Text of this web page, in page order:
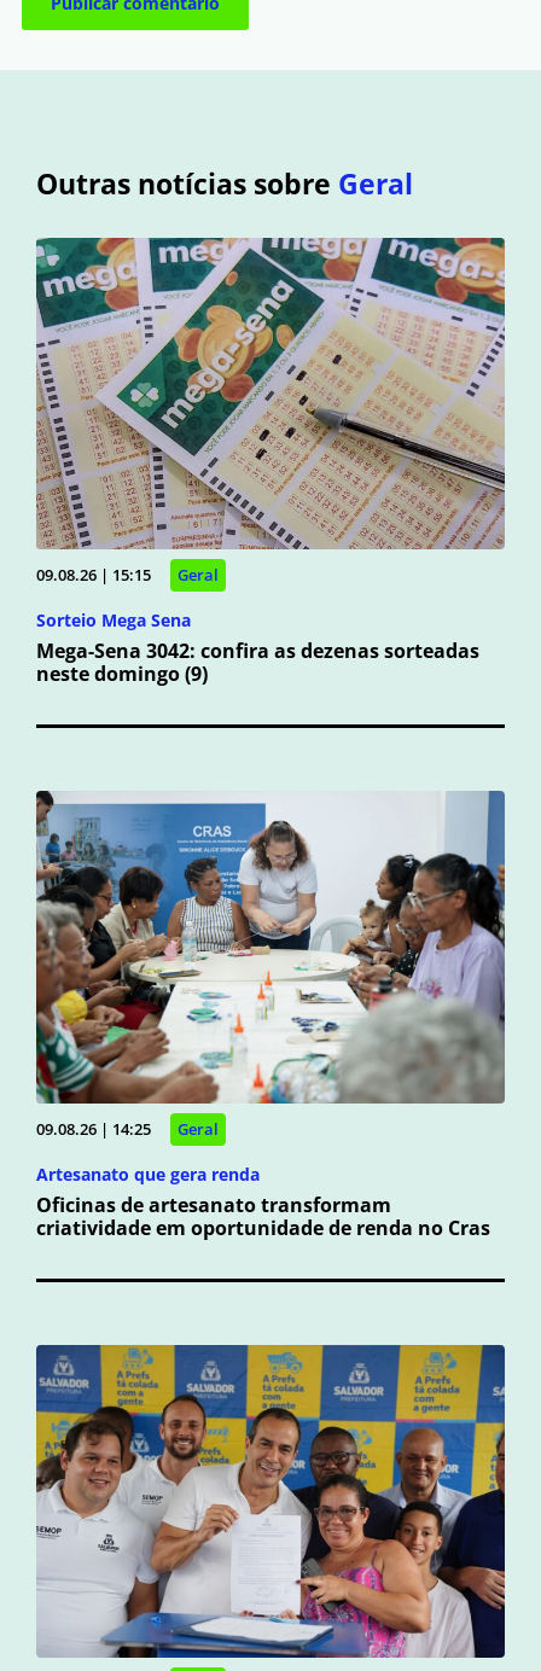
Outras notícias sobre Geral
09.08.26 | 15:15 Geral
Sorteio Mega Sena
Mega-Sena 3042: confira as dezenas sorteadas
neste domingo (9)
09.08.26 | 14:25 Geral
Artesanato que gera renda
Oficinas de artesanato transformam
criatividade em oportunidade de renda no Cras